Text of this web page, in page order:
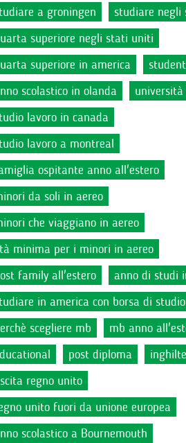
a groningen
studiare
superiore negli stati uniti
superiore in america
scolastico in olanda
lavoro in canada
lavoro a montreal
ospitante anno all'estero
da soli in aereo
che viaggiano in aereo
minima per i minori in aereo
family all'estero
anno di studi
in america con borsa di studio
scegliere mb
mb anno
post diploma
regno unito
unito fuori da unione europea
scolastico a Bournemouth